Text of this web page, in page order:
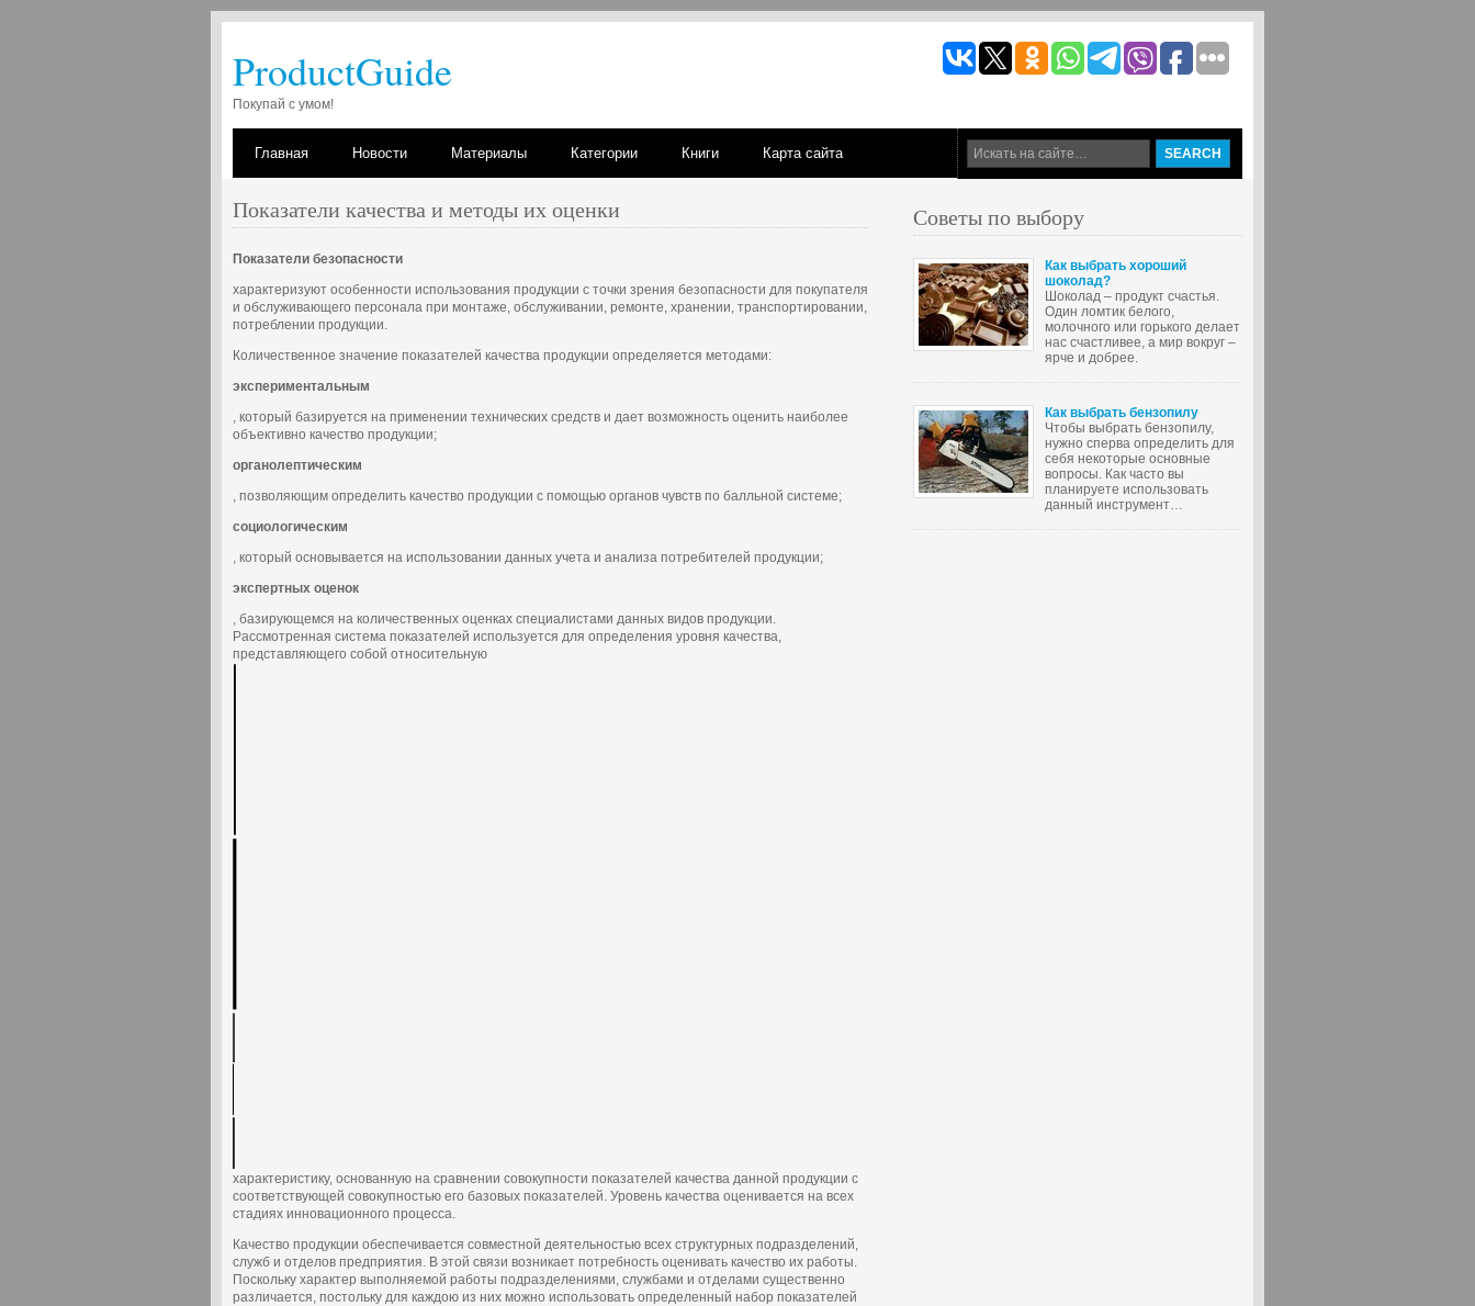
ProductGuide
Покупай с умом!
Главная Новости Материалы Категории Книги Карта сайта
Показатели качества и методы их оценки
Показатели безопасности
характеризуют особенности использования продукции с точки зрения безопасности для покупателя
и обслуживающего персонала при монтаже, обслуживании, ремонте, хранении, транспортировании,
потреблении продукции.
Количественное значение показателей качества продукции определяется методами:
экспериментальным
, который базируется на применении технических средств и дает возможность оценить наиболее
объективно качество продукции;
органолептическим
, позволяющим определить качество продукции с помощью органов чувств по балльной системе;
социологическим
, который основывается на использовании данных учета и анализа потребителей продукции;
экспертных оценок
, базирующемся на количественных оценках специалистами данных видов продукции.
Рассмотренная система показателей используется для определения уровня качества,
представляющего собой относительную
характеристику, основанную на сравнении совокупности показателей качества данной продукции с
соответствующей совокупностью его базовых показателей. Уровень качества оценивается на всех
стадиях инновационного процесса.
Качество продукции обеспечивается совместной деятельностью всех структурных подразделений,
служб и отделов предприятия. В этой связи возникает потребность оценивать качество их работы.
Поскольку характер выполняемой работы подразделениями, службами и отделами существенно
различается, постольку для каждою из них можно использовать определенный набор показателей
Советы по выбору
Как выбрать хороший
шоколад?
Шоколад – продукт счастья.
Один ломтик белого,
молочного или горького делает
нас счастливее, а мир вокруг –
ярче и добрее.
Как выбрать бензопилу
Чтобы выбрать бензопилу,
нужно сперва определить для
себя некоторые основные
вопросы. Как часто вы
планируете использовать
данный инструмент…